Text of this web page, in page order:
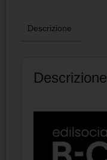
Descrizione
Descrizione